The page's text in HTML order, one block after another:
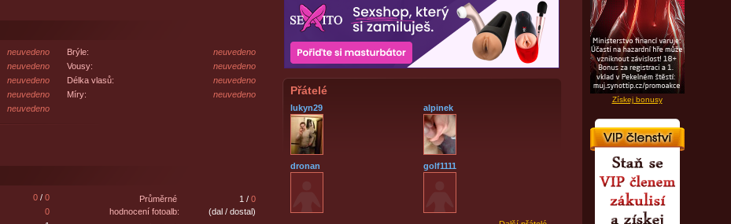
Získej bonusy
neuvedeno
neuvedeno
neuvedeno
neuvedeno
neuvedeno
Brýle:
neuvedeno
Vousy:
neuvedeno
Délka vlasů:
neuvedeno
Míry:
neuvedeno
0/ 0
0
Průměrné
hodnocení fotoalb:
1 / 0
(dal / dostal)
Přátelé
lukyn29 alpinek
dronan golf1111